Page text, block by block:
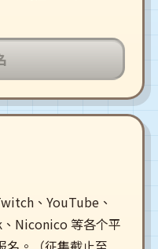
、YouTube、
Niconico 等各个平